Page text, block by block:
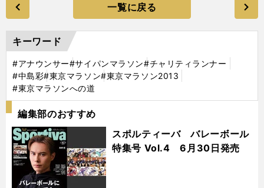
一覧に戻る
キーワード
#アナウンサー#サイパンマラソン#チャリティランナー
#中島彩#東京マラソン#東京マラソン2013
#東京マラソンへの道
編集部のおすすめ
スポルティーバ バレーボール
特集号 Vol.4 6月30日発売